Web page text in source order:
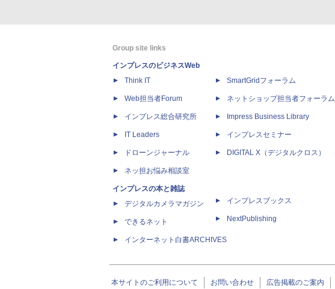
Group site links
インプレスのビジネスWeb
Think IT
Web担当者Forum
インプレス総合研究所
IT Leaders
ドローンジャーナル
ネッ担お悩み相談室
インプレスの本と雑誌
デジタルカメラマガジン
できるネット
インターネット白書ARCHIVES
SmartGridフォーラム
ネットショップ担当者フォーラム
Impress Business Library
インプレスセミナー
DIGITAL X（デジタルクロス）
インプレスブックス
NextPublishing
本サイトのご利用について お問い合わせ 広告掲載のご案内